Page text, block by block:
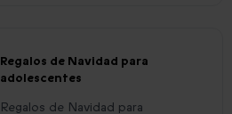
Regalos de Navidad para
adolescentes
Regalos de Navidad para